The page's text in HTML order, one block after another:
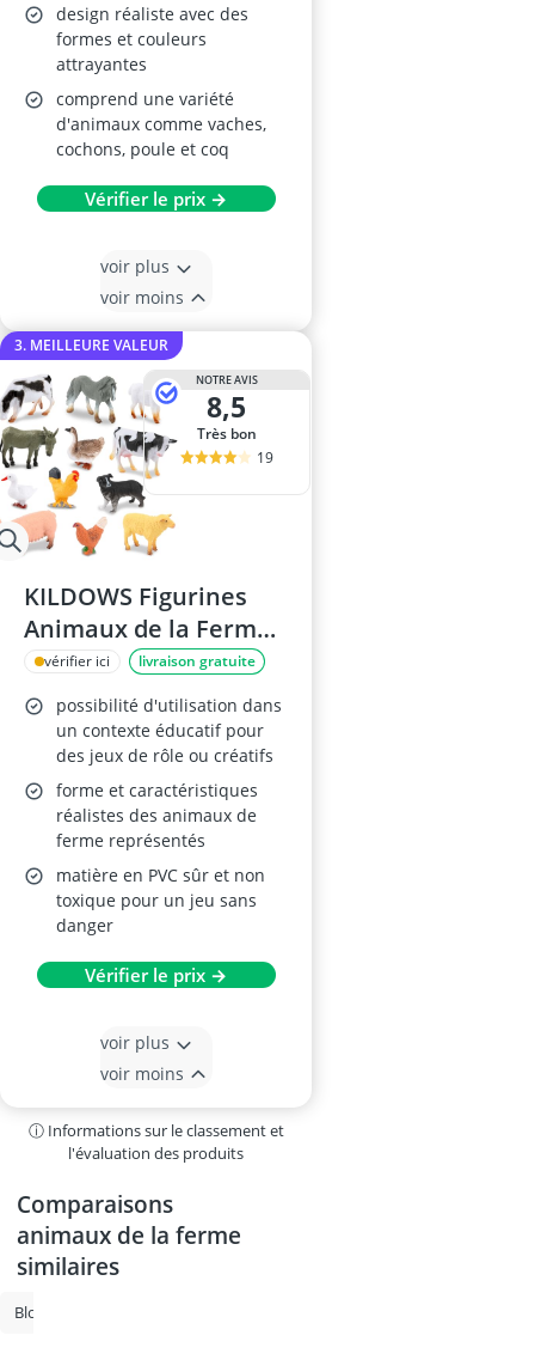
design réaliste avec des
formes et couleurs
attrayantes
comprend une variété
d'animaux comme vaches,
cochons, poule et coq
Vérifier le prix →
voir plus
voir moins
3. MEILLEURE VALEUR
NOTRE AVIS
8,5
Très bon
19
KILDOWS Figurines
Animaux de la Ferme,
12 Pièces
vérifier ici livraison gratuite
possibilité d'utilisation dans
un contexte éducatif pour
des jeux de rôle ou créatifs
forme et caractéristiques
réalistes des animaux de
ferme représentés
matière en PVC sûr et non
toxique pour un jeu sans
danger
Vérifier le prix →
voir plus
voir moins
ⓘ Informations sur le classement et
l'évaluation des produits
Comparaisons
animaux de la ferme
similaires
Bloc de construction magnétique